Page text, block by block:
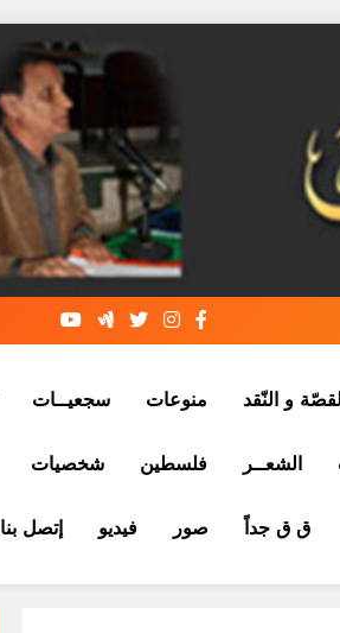
و النّقد منوعات سجعيــات
الشعــر فلسطين شخصيات
ق ق جداً صور فيديو إتصل بنا